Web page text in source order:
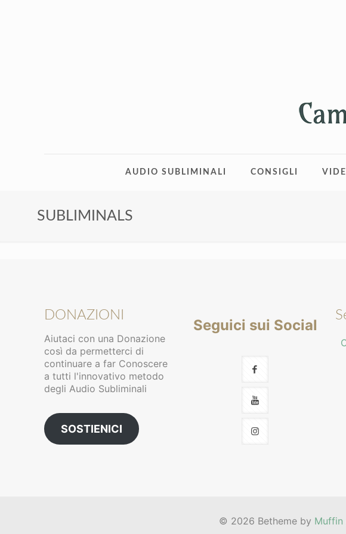
AUDIO SUBLIMINALI CONSIGLI
SUBLIMINALS
DONAZIONI
Aiutaci con una Donazione
così da permetterci di
continuare a far Conoscere
a tutti l'innovativo metodo
degli Audio Subliminali
SOSTIENICI
Seguici sui Social
© 2026 Betheme by Muffin